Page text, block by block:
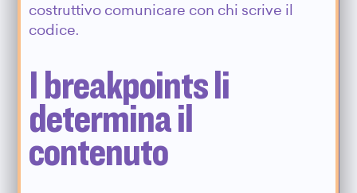
costruttivo comunicare con chi scrive il
codice.
I breakpoints li
determina il
contenuto